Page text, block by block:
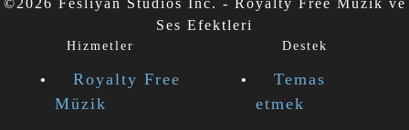
©2026 Fesliyan Studios Inc. - Royalty Free Müzik ve
Ses Efektleri
Hizmetler
Royalty Free
Müzik
Destek
Temas
etmek